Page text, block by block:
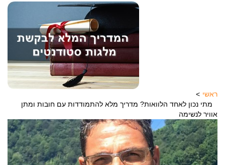
ראשי
מתי נכון לאחד הלוואות? מדריך מלא להתמודדות עם חובות ומתן
אוויר לנשימה